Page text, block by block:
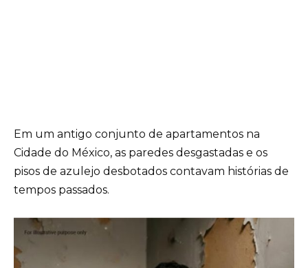
Em um antigo conjunto de apartamentos na
Cidade do México, as paredes desgastadas e os
pisos de azulejo desbotados contavam histórias de
tempos passados.